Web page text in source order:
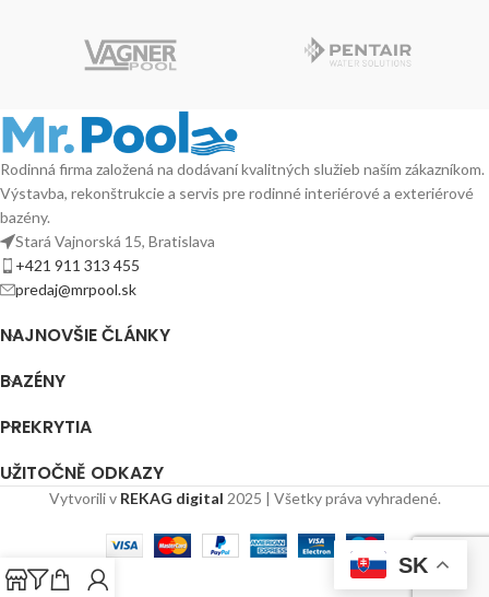
Rodinná firma založená na dodávaní kvalitných služieb naším zákazníkom.
Výstavba, rekonštrukcie a servis pre rodinné interiérové a exteriérové
bazény.
Stará Vajnorská 15, Bratislava
+421 911 313 455
predaj@mrpool.sk
NAJNOVŠIE ČLÁNKY
BAZÉNY
PREKRYTIA
UŽITOČNĚ ODKAZY
Vytvorili v REKAG digital 2025 | Všetky práva vyhradené.
SK